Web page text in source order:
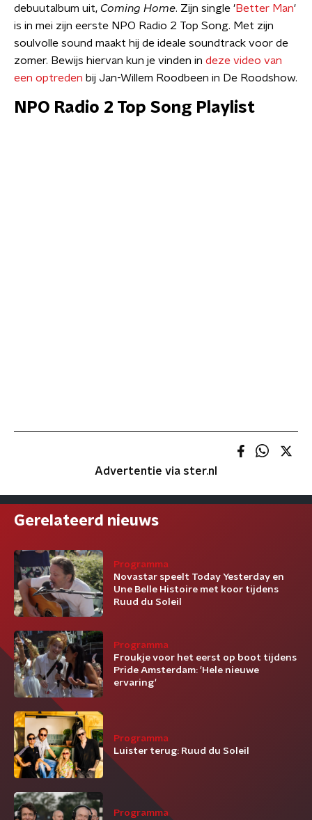
debuutalbum uit, Coming Home. Zijn single 'Better Man'
is in mei zijn eerste NPO Radio 2 Top Song. Met zijn
soulvolle sound maakt hij de ideale soundtrack voor de
zomer. Bewijs hiervan kun je vinden in deze video van
een optreden bij Jan-Willem Roodbeen in De Roodshow.
NPO Radio 2 Top Song Playlist
Advertentie via ster.nl
Gerelateerd nieuws
Programma
Novastar speelt Today Yesterday en
Une Belle Histoire met koor tijdens
Ruud du Soleil
Programma
Froukje voor het eerst op boot tijdens
Pride Amsterdam: 'Hele nieuwe
ervaring'
Programma
Luister terug: Ruud du Soleil
Programma